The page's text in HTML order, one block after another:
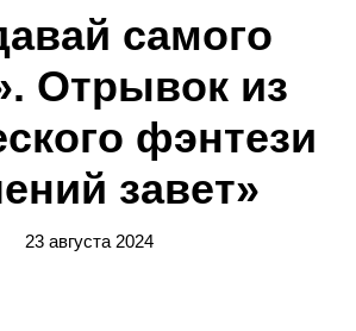
самого
Отрывок из
фэнтези
завет»
23 августа 2024